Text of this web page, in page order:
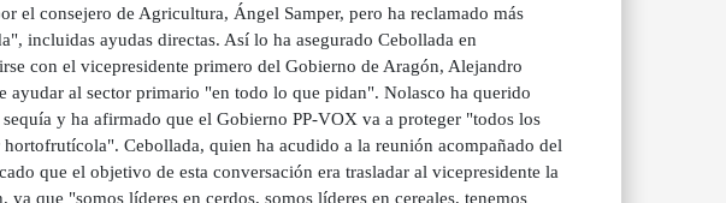
el consejero de Agricultura, Ángel Samper, pero ha reclamado más
incluidas ayudas directas. Así lo ha asegurado Cebollada en
con el vicepresidente primero del Gobierno de Aragón, Alejandro
al sector primario "en todo lo que pidan". Nolasco ha querido
y ha afirmado que el Gobierno PP-VOX va a proteger "todos los
Cebollada, quien ha acudido a la reunión acompañado del
que el objetivo de esta conversación era trasladar al vicepresidente la
que "somos líderes en cerdos, somos líderes en cereales, tenemos